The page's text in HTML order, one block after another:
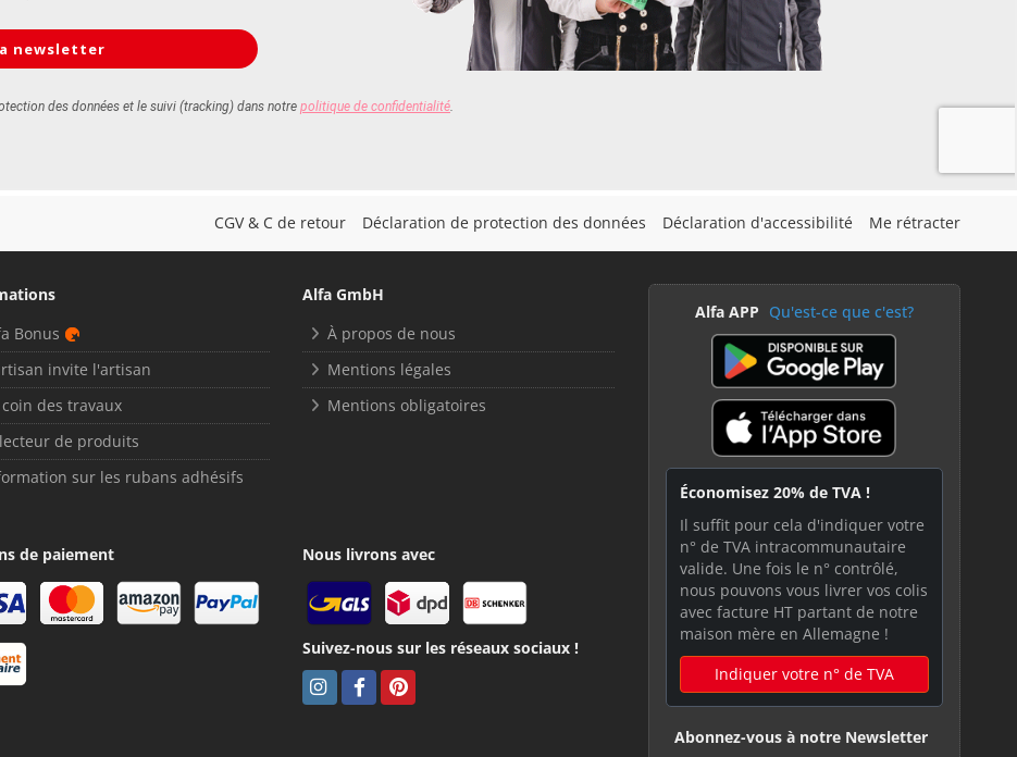
CGV & C de retour Déclaration de protection des données Déclaration d'accessibilité Me rétracter
Bonus
invite l'artisan
coin des travaux
de produits
sur les rubans adhésifs
Alfa GmbH
À propos de nous
Mentions légales
Mentions obligatoires
de paiement Nous livrons avec
Suivez-nous sur les réseaux sociaux !
Alfa APP Qu'est-ce que c'est?
Économisez 20% de TVA !
Il suffit pour cela d'indiquer votre
n° de TVA intracommunautaire
valide. Une fois le n° contrôlé,
nous pouvons vous livrer vos colis
avec facture HT partant de notre
maison mère en Allemagne !
Indiquer votre n° de TVA
Abonnez-vous à notre Newsletter